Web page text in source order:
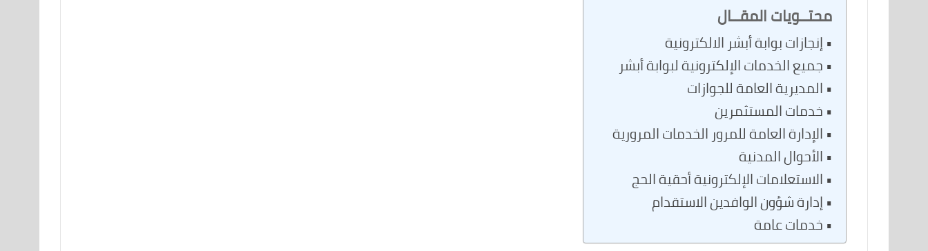
محتــويات المقــال
إنجازات بوابة أبشر الالكترونية
جميع الخدمات الإلكترونية لبوابة أبشر
المديرية العامة للجوازات
خدمات المستثمرين
الإدارة العامة للمرور الخدمات المرورية
الأحوال المدنية
الاستعلامات الإلكترونية أحقية الحج
إدارة شؤون الوافدين الاستقدام
خدمات عامة